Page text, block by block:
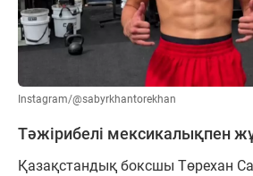
Instagram/@sabyrkhantorekhan
Тәжірибелі мексикалықпен
Қазақстандық боксшы Төрехан